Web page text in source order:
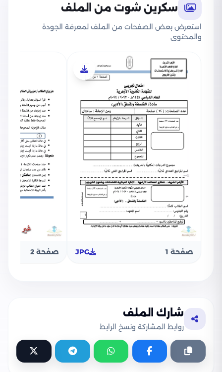
سكرين شوت من الملف
استعرض بعض الصفحات من الملف لمعرفة الجودة
والمحتوى
صفحة 1 JPG صفحة 2
شارك الملف
روابط المشاركة ونسخ الرابط